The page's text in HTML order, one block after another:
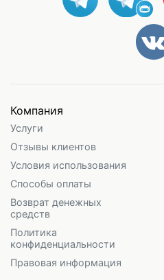
Компания
Услуги
Отзывы клиентов
Условия использования
Способы оплаты
Возврат денежных
средств
Политика
конфиденциальности
Правовая информация